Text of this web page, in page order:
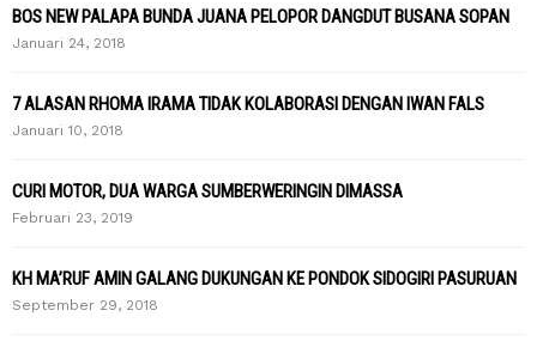
BOS NEW PALAPA BUNDA JUANA PELOPOR DANGDUT BUSANA SOPAN
Januari 24, 2018
7 ALASAN RHOMA IRAMA TIDAK KOLABORASI DENGAN IWAN FALS
Januari 10, 2018
CURI MOTOR, DUA WARGA SUMBERWERINGIN DIMASSA
Februari 23, 2019
KH MA’RUF AMIN GALANG DUKUNGAN KE PONDOK SIDOGIRI PASURUAN
September 29, 2018